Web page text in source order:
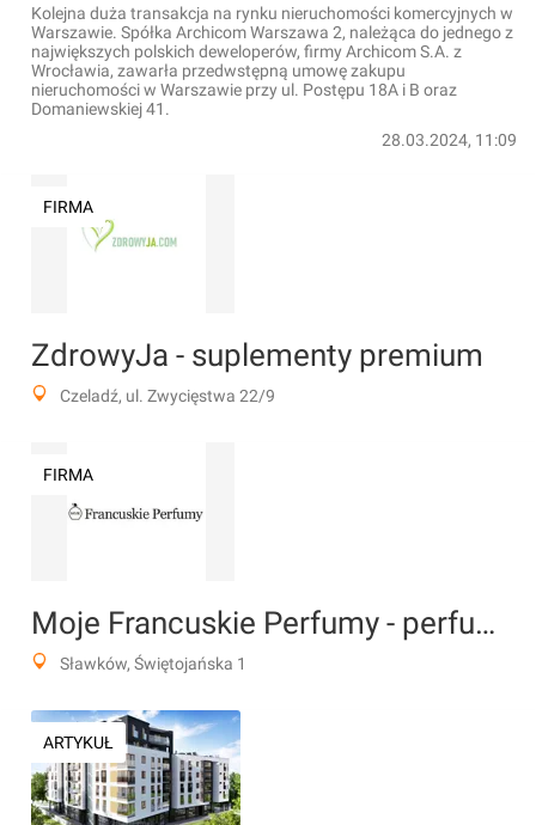
Kolejna duża transakcja na rynku nieruchomości komercyjnych w
Warszawie. Spółka Archicom Warszawa 2, należąca do jednego z
największych polskich deweloperów, firmy Archicom S.A. z
Wrocławia, zawarła przedwstępną umowę zakupu
nieruchomości w Warszawie przy ul. Postępu 18A i B oraz
Domaniewskiej 41.
28.03.2024, 11:09
FIRMA
ZdrowyJa - suplementy premium
Czeladź, ul. Zwycięstwa 22/9
FIRMA
Moje Francuskie Perfumy - perfumy francuskie i akcesoria
Sławków, Świętojańska 1
ARTYKUŁ